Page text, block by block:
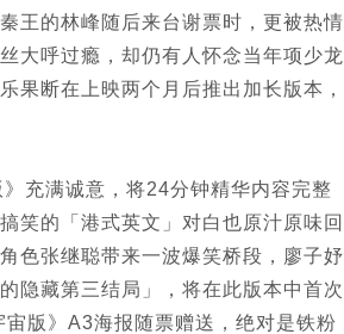
王的林峰随后来台谢票时，更被热情
大呼过瘾，却仍有人怀念当年项少龙
果断在上映两个月后推出加长版本，
充满诚意，将24分钟精华内容完整
笑的「港式英文」对白也原汁原味回
色张继聪带来一波爆笑桥段，廖子妤
隐藏第三结局」，将在此版本中首次
版》A3海报随票赠送，绝对是铁粉